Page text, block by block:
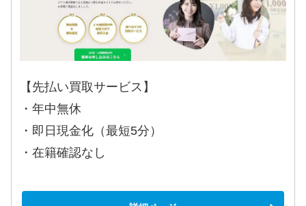
【先払い買取サービス】
・年中無休
・即日現金化（最短5分）
・在籍確認なし